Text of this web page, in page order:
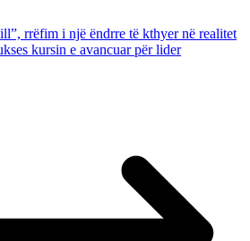
rrëfim i një ëndrre të kthyer në realitet
kursin e avancuar për lider